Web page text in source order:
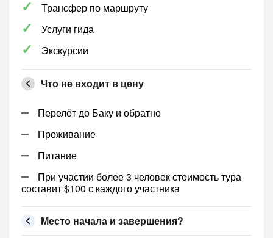
Трансфер по маршруту
Услуги гида
Экскурсии
Что не входит в цену
Перелёт до Баку и обратно
Проживание
Питание
При участии более 3 человек стоимость тура
составит $100 с каждого участника
Место начала и завершения?